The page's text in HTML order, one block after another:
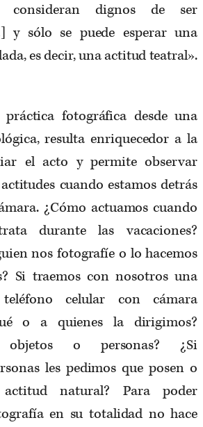
dignos de ser
y sólo se puede esperar una
es decir, una actitud teatral».
fotográfica desde una
resulta enriquecedor a la
el acto y permite observar
cuando estamos detrás
¿Cómo actuamos cuando
durante las vacaciones?
nos fotografíe o lo hacemos
Si traemos con nosotros una
celular con cámara
o a quienes la dirigimos?
objetos o personas? ¿Si
les pedimos que posen o
natural? Para poder
en su totalidad no hace